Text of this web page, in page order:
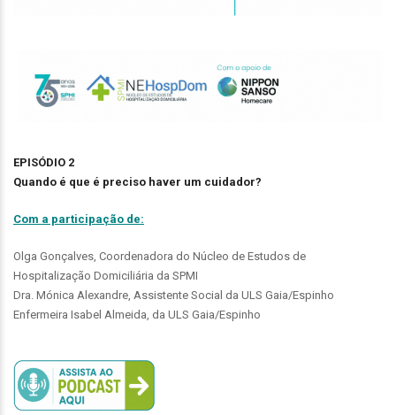
EPISÓDIO 2
Quando é que é preciso haver um cuidador?
Com a participação de:
Olga Gonçalves, Coordenadora do Núcleo de Estudos de
Hospitalização Domiciliária da SPMI
Dra. Mónica Alexandre, Assistente Social da ULS Gaia/Espinho
Enfermeira Isabel Almeida, da ULS Gaia/Espinho